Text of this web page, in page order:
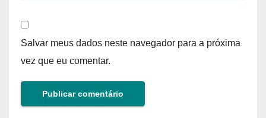
Salvar meus dados neste navegador para a próxima
vez que eu comentar.